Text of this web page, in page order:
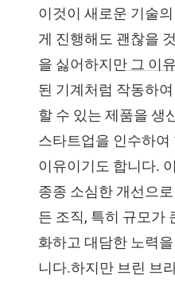
이것이 새로운 기술
게 진행해도 괜찮을
을 싫어하지만 그 이
된 기계처럼 작동하
할 수 있는 제품을 생
스타트업을 인수하
이유이기도 합니다.
종종 소심한 개선으
든 조직, 특히 규모가
화하고 대담한 노력
니다.하지만 브린 브